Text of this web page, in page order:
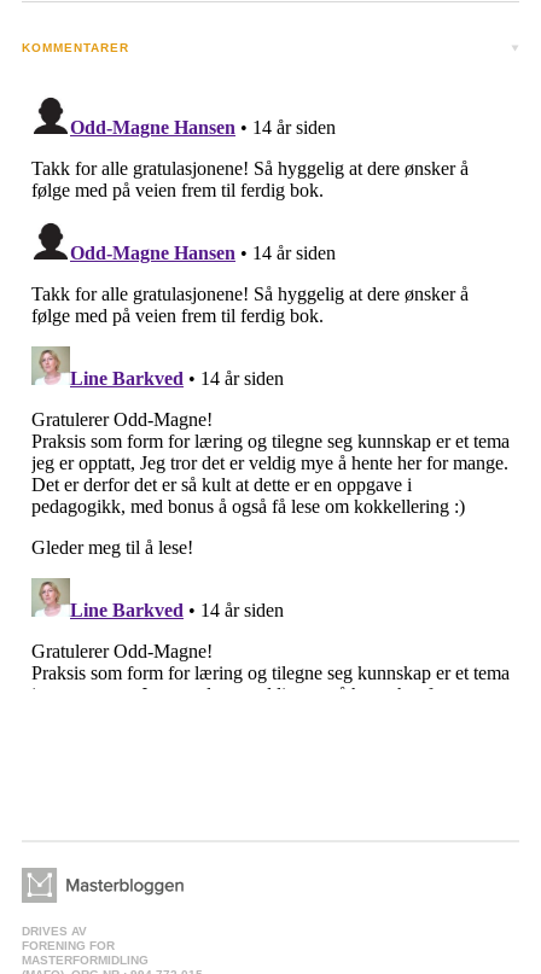
KOMMENTARER
DRIVES AV
FORENING FOR
MASTERFORMIDLING